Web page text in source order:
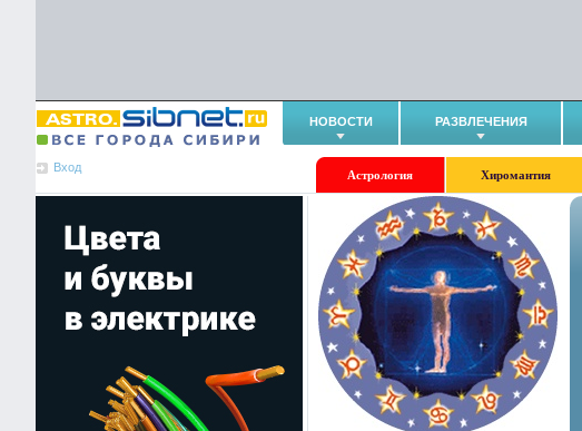
НОВОСТИ РАЗВЛЕЧЕНИЯ
Вход
Астрология Хиромантия